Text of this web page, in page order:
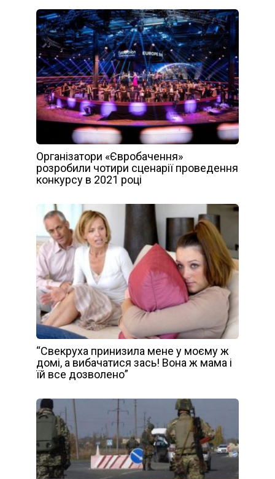
Організатори «Євробачення»
розробили чотири сценарії проведення
конкурсу в 2021 році
“Свекруха принизила мене у моєму ж
домі, а вибачатися зась! Вона ж мама і
їй все дозволено”